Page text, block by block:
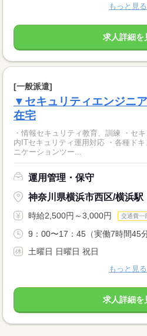
もっと見る
求人詳細を
[一般派遣]
▼セキュリティエンジニ
在宅
・情報セキュリティ教育、訓練 ・セ
内ITセキュリティ運用対応 ・各種ド
ニケーションツー...
運用管理・保守
神奈川県横浜市西区/横浜駅
時給2,500円～3,000円 交通費一
9：00〜17：45（実働7時間45
土曜日 日曜日 祝日
もっと見る
求人詳細を